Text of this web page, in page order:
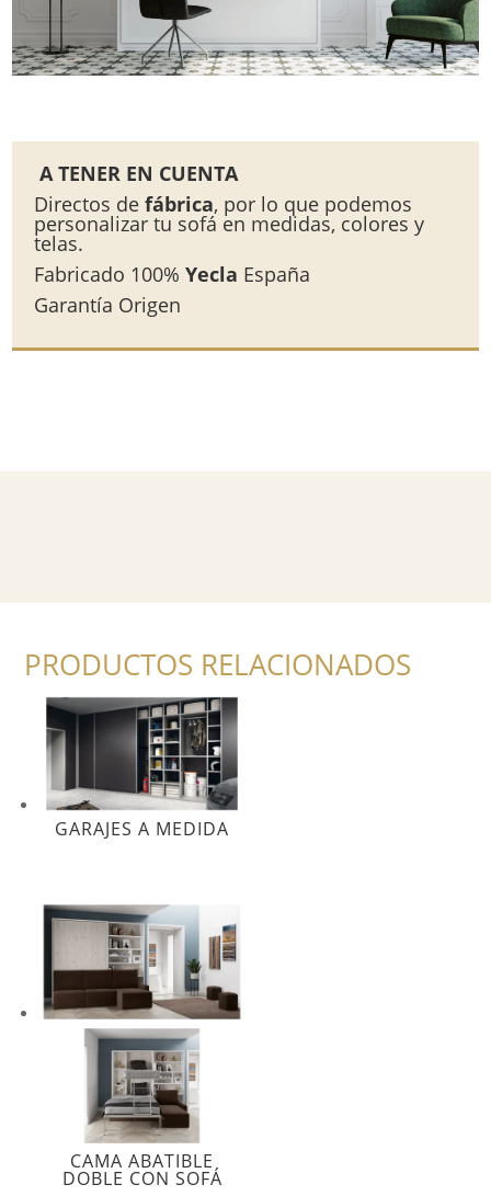
A TENER EN CUENTA
Directos defábrica, por lo que podemos
personalizar tu sofá en medidas, colores y
telas.
Fabricado 100%Yecla España
Garantía Origen
PRODUCTOS RELACIONADOS
GARAJES A MEDIDA
CAMA ABATIBLE
DOBLE CON SOFÁ